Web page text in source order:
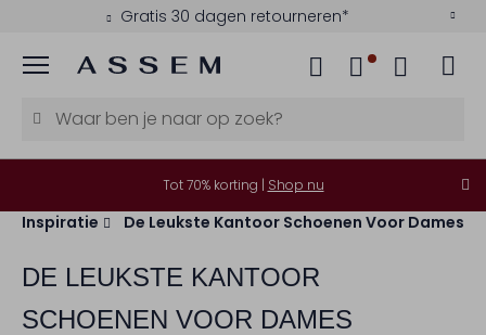
Betaal achteraf met Klarna
Menu
Tot 70% korting | Shop nu
Inspiratie De Leukste Kantoor Schoenen Voor Dames
DE LEUKSTE KANTOOR
SCHOENEN VOOR DAMES